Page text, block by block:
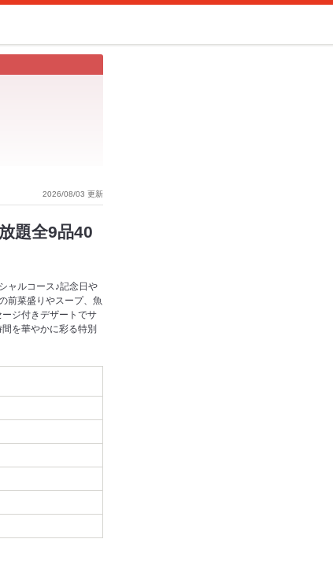
2026/08/03 更新
題全9品40
ャルコース♪記念日や
前菜盛りやスープ、魚
ジ付きデザートでサ
を華やかに彩る特別